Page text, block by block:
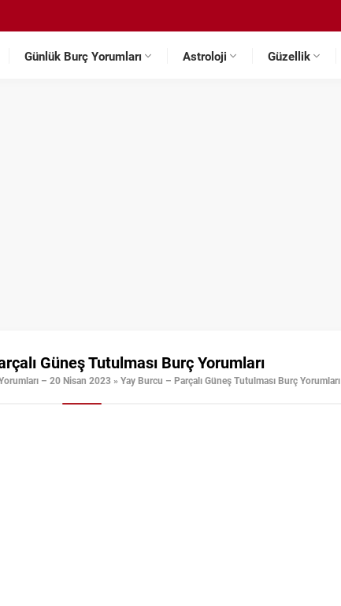
Günlük Burç Yorumları Astroloji Güzellik
Güneş Tutulması Burç Yorumları
– 20 Nisan 2023 » Yay Burcu – Parçalı Güneş Tutulması Burç Yorumları